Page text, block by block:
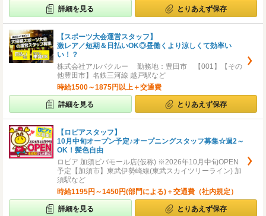
詳細を見る とりあえず保存
【スポーツ大会運営スタッフ】
激レア／短期＆日払いOK◎昼働くより涼しくて効率い
い！？
株式会社アルバクルー 勤務地：豊田市 【001】【その
他豊田市】名鉄三河線 越戸駅など
時給1500～1875円以上＋交通費
詳細を見る とりあえず保存
【ロピアスタッフ】
10月中旬オープン予定♪オープニングスタッフ募集☆週2～
OK！髪色自由
ロピア 加須ビバモール店(仮称) ※2026年10月中旬OPEN
予定【加須市】東武伊勢崎線(東武スカイツリーライン) 加
須駅など
時給1195円～1450円(部門による)＋交通費（社内規定）
詳細を見る とりあえず保存